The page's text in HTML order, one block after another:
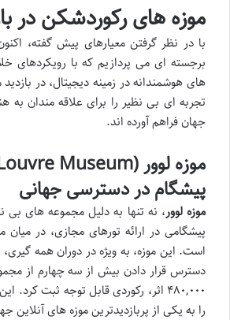
موزه های رکوردشکن در
با در نظر گرفتن معیارهای پیش گفته،
برجسته ای می پردازیم که با رویکردهای
های هوشمندانه در زمینه دیجیتال، در
تجربه ای بی نظیر را برای علاقه مندان به
جهان فراهم آورده اند.
پیشگام در دسترسی جهانی
موزه لوور، نه تنها به دلیل مجموعه های بی
پیشگامی در ارائه تورهای مجازی، در
است. این موزه، به ویژه در دوران همه گیری،
دسترس قرار دادن بیش از سه چهارم از
۴۸۰,۰۰۰ اثر، رکوردی قابل توجه ثبت کرد.
را به یکی از پربازدیدترین موزه های آنلاین